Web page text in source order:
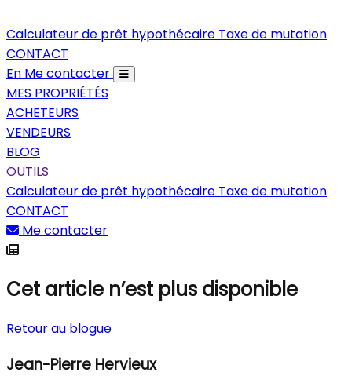
Calculateur de prêt hypothécaire Taxe de mutation
CONTACT
En Me contacter
MES PROPRIÉTÉS
ACHETEURS
VENDEURS
BLOG
OUTILS
Calculateur de prêt hypothécaire Taxe de mutation
CONTACT
Me contacter
Cet article n’est plus disponible
Retour au blogue
Jean-Pierre Hervieux